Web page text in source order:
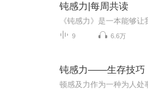
钝感力|每周共读
9 6.6万
钝感力——生存技巧